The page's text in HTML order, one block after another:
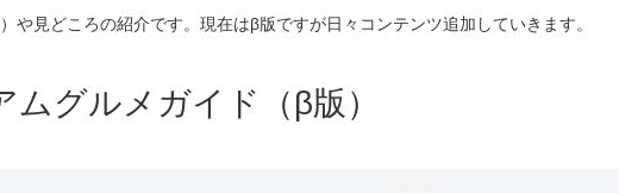
や見どころの紹介です。現在はβ版ですが日々コンテンツ追加していきます。
ムグルメガイド（β版）